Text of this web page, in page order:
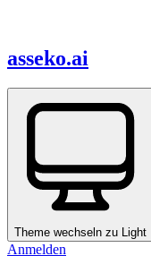
asseko.ai
Theme wechseln zu Light
Anmelden